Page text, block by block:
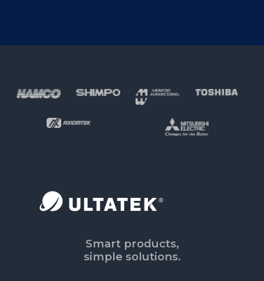
Footer
Smart products,
simple solutions.